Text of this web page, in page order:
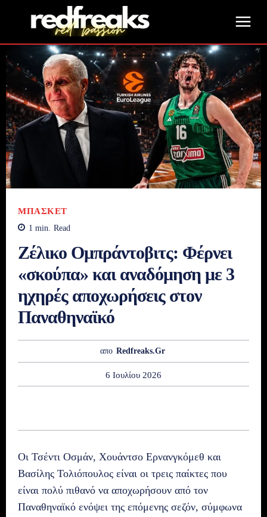
ΜΠΆΣΚΕΤ
1 min. Read
Ζέλικο Ομπράντοβιτς: Φέρνει
«σκούπα» και αναδόμηση με 3
ηχηρές αποχωρήσεις στον
Παναθηναϊκό
απο Redfreaks.gr
6 Ιουλίου 2026
Οι Τσέντι Οσμάν, Χουάντσο Ερνανγκόμεθ και
Βασίλης Τολιόπουλος είναι οι τρεις παίκτες που
είναι πολύ πιθανό να αποχωρήσουν από τον
Παναθηναϊκό ενόψει της επόμενης σεζόν, σύμφωνα